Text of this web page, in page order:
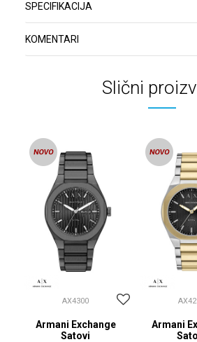
SPECIFIKACIJA
KOMENTARI
Slični
AX4300
Armani Exchange
Satovi
Armani